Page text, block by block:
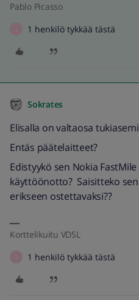
Pablo Picasso
1 henkilö tykkää tästä
Sokrates
Elisalla on valtaosa
Entäs päätelaitteet?
Edistyykö sen Nokia
käyttöönotto? Saisitteko
erikseen ostettavaksi??
Korttelikuitu VDSL
1 henkilö tykkää tästä